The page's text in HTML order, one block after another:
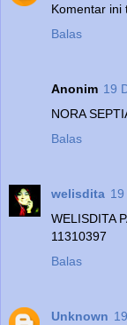
Komentar ini
Balas
Anonim 19
NORA
Balas
welisdita
WELISDITA
11310397
Balas
Unknown